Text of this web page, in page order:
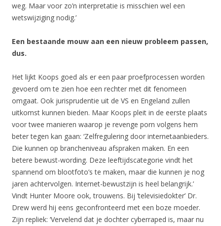
weg. Maar voor zo’n interpretatie is misschien wel een
wetswijziging nodig.’
Een bestaande mouw aan een nieuw probleem passen,
dus.
Het lijkt Koops goed als er een paar proefprocessen worden
gevoerd om te zien hoe een rechter met dit fenomeen
omgaat. Ook jurisprudentie uit de VS en Engeland zullen
uitkomst kunnen bieden. Maar Koops pleit in de eerste plaats
voor twee manieren waarop je revenge porn volgens hem
beter tegen kan gaan: ‘Zelfregulering door internetaanbieders.
Die kunnen op brancheniveau afspraken maken. En een
betere bewust-wording. Deze leeftijdscategorie vindt het
spannend om blootfoto’s te maken, maar die kunnen je nog
jaren achtervolgen. Internet-bewustzijn is heel belangrijk.’
Vindt Hunter Moore ook, trouwens. Bij ’televisiedokter’ Dr.
Drew werd hij eens geconfronteerd met een boze moeder.
Zijn repliek: ‘Vervelend dat je dochter cyberraped is, maar nu